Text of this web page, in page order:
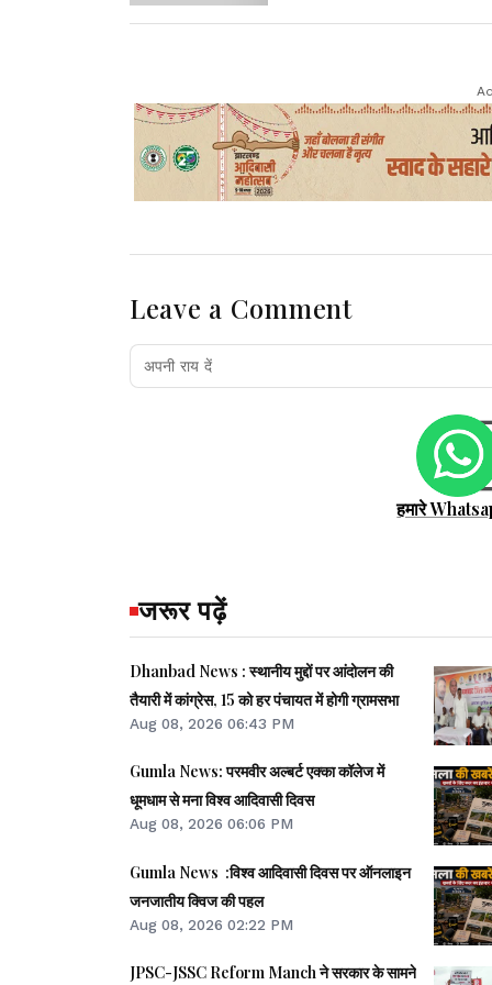
Leave a Comment
हमारे
जरूर पढ़ें
Dhanbad News : स्थानीय मुद्दों पर आंदोलन की
तैयारी में कांग्रेस, 15 को हर पंचायत में होगी ग्रामसभा
Aug 08, 2026 06:43 PM
Gumla News: परमवीर अल्बर्ट एक्का कॉलेज में
धूमधाम से मना विश्व आदिवासी दिवस
Aug 08, 2026 06:06 PM
Gumla News :विश्व आदिवासी दिवस पर ऑनलाइन
जनजातीय क्विज की पहल
Aug 08, 2026 02:22 PM
JPSC-JSSC Reform Manch ने सरकार के सामने